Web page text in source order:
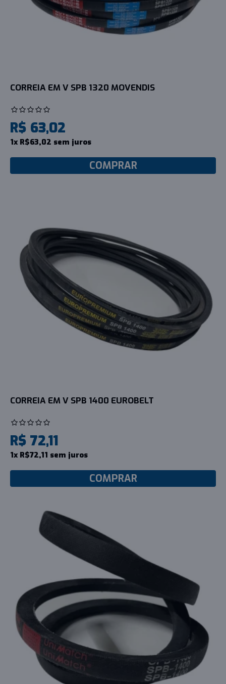
CORREIA EM V SPB 1320 MOVENDIS
R$ 63,02
1x R$63,02 sem juros
COMPRAR
CORREIA EM V SPB 1400 EUROBELT
R$ 72,11
1x R$72,11 sem juros
COMPRAR